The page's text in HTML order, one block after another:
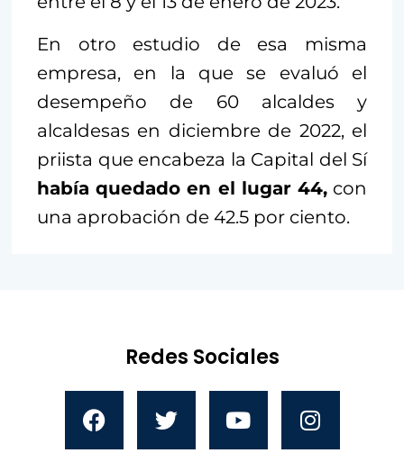
En otro estudio de esa misma
empresa, en la que se evaluó el
desempeño de 60 alcaldes y
alcaldesas en diciembre de 2022, el
priista que encabeza la Capital del Sí
había quedado en el lugar 44,con
una aprobación de 42.5 por ciento.
Redes Sociales